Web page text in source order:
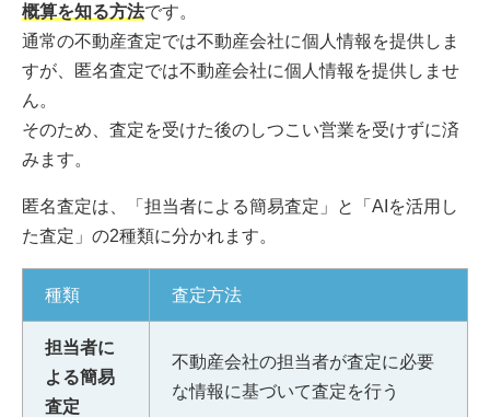
概算を知る方法です。
通常の不動産査定では不動産会社に個人情報を提供しま
すが、匿名査定では不動産会社に個人情報を提供しませ
ん。
そのため、査定を受けた後のしつこい営業を受けずに済
みます。
匿名査定は、「担当者による簡易査定」と「AIを活用し
た査定」の2種類に分かれます。
種類 査定方法
担当者に
よる簡易
査定
不動産会社の担当者が査定に必要
な情報に基づいて査定を行う